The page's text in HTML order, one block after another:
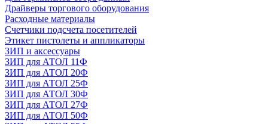
Драйверы торгового оборудования
Расходные материалы
Счетчики подсчета посетителей
Этикет пистолеты и аппликаторы
ЗИП и аксессуары
ЗИП для АТОЛ 11Ф
ЗИП для АТОЛ 20Ф
ЗИП для АТОЛ 25Ф
ЗИП для АТОЛ 30Ф
ЗИП для АТОЛ 27Ф
ЗИП для АТОЛ 50Ф